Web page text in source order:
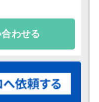
わせる